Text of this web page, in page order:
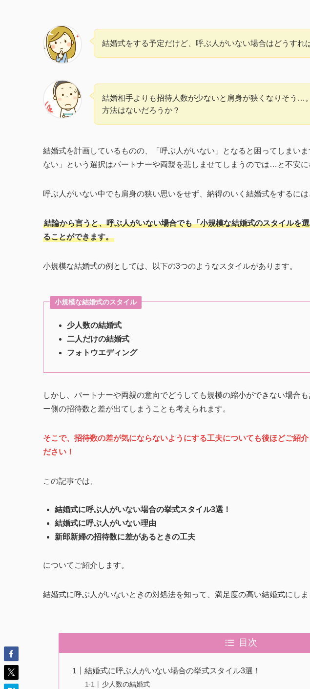
結婚式をする予定だけど、呼ぶ人がいない場合はどうすれ
結婚相手よりも招待人数が少ないと肩身が狭くなりそう…
方法はないだろうか？
結婚式を計画しているものの、「呼ぶ人がいない」となると困ってしまい
ない」という選択はパートナーや両親を悲しませてしまうのでは…と不安に
呼ぶ人がいない中でも肩身の狭い思いをせず、納得のいく結婚式をするに
結論から言うと、呼ぶ人がいない場合でも「小規模な結婚式のスタイルを
ることができます。
小規模な結婚式の例としては、以下の3つのようなスタイルがあります。
小規模な結婚式のスタイル
少人数の結婚式
二人だけの結婚式
フォトウエディング
しかし、パートナーや両親の意向でどうしても規模の縮小ができない場合
ー側の招待数と差が出てしまうことも考えられます。
そこで、招待数の差が気にならないようにする工夫についても後ほどご紹
ださい！
この記事では、
結婚式に呼ぶ人がいない場合の挙式スタイル3選！
結婚式に呼ぶ人がいない理由
新郎新婦の招待数に差があるときの工夫
についてご紹介します。
結婚式に呼ぶ人がいないときの対処法を知って、満足度の高い結婚式にしま
目次
結婚式に呼ぶ人がいない場合の挙式スタイル3選！
少人数の結婚式